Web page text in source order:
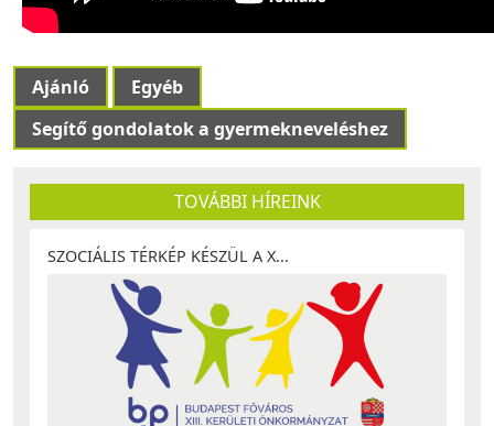
Ajánló
Egyéb
Segítő gondolatok a gyermekneveléshez
TOVÁBBI HÍREINK
SZOCIÁLIS TÉRKÉP KÉSZÜL A X...